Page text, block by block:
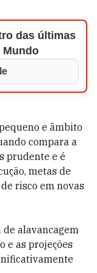
das últimas
Mundo
e âmbito
compara a
prudente e é
metas de
risco em novas
alavancagem
e as projeções